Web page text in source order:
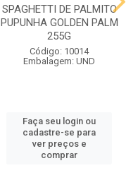
SPAGHETTI DE PALMITO
PUPUNHA GOLDEN PALM
255G
Código: 10014
Embalagem: UND
Faça seu login ou
cadastre-se para
ver preços e
comprar